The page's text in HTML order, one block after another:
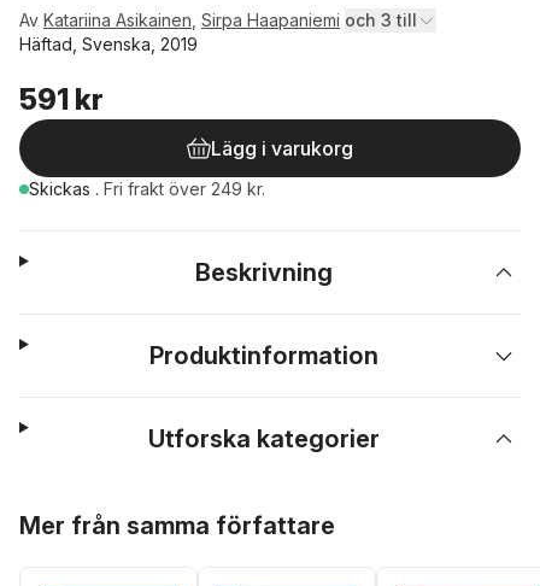
Av Katariina Asikainen Sirpa Haapaniemi och 3 till
Häftad, Svenska, 2019
591 kr
Lägg i varukorg
Skickas . Fri frakt över 249 kr.
Beskrivning
Produktinformation
Utforska kategorier
Mer från samma författare